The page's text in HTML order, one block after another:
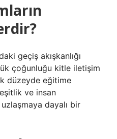
geçiş akışkanlığı
çoğunluğu kitle iletişim
düzeyde eğitime
ve insan
dayalı bir